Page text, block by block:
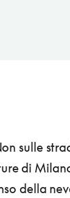
sulle
di
della